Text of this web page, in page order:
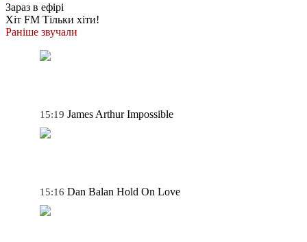
Зараз в ефірі
Хіт FM Тільки хіти!
Раніше звучали
15:19 James Arthur Impossible
15:16 Dan Balan Hold On Love